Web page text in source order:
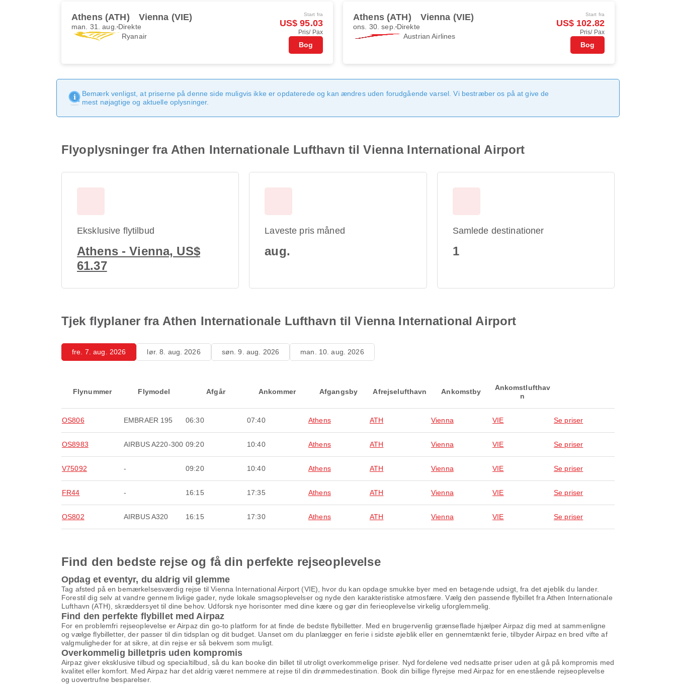
Athens (ATH) Vienna (VIE)
man. 31. aug. Direkte
Ryanair
Start fra
US$ 95.03
Pris/ Pax
Bog
Athens (ATH) Vienna (VIE)
ons. 30. sep. Direkte
Austrian Airlines
Start fra
US$ 102.82
Pris/ Pax
Bog
Bemærk venligst, at priserne på denne side muligvis ikke er opdaterede og kan ændres uden forudgående varsel. Vi bestræber os på at give de
mest nøjagtige og aktuelle oplysninger.
Flyoplysninger fra Athen Internationale Lufthavn til Vienna International Airport
Eksklusive flytilbud
Athens - Vienna, US$
61.37
Laveste pris måned
aug.
Samlede destinationer
1
Tjek flyplaner fra Athen Internationale Lufthavn til Vienna International Airport
fre. 7. aug. 2026 lør. 8. aug. 2026 søn. 9. aug. 2026 man. 10. aug. 2026
Flynummer Flymodel Afgår Ankommer Afgangsby Afrejselufthavn Ankomstby
Ankomstlufthav
n
OS806 EMBRAER 195 06:30 07:40 Athens ATH Vienna VIE Se priser
OS8983 AIRBUS A220-300 09:20 10:40 Athens ATH Vienna VIE Se priser
V75092 - 09:20 10:40 Athens ATH Vienna VIE Se priser
FR44 - 16:15 17:35 Athens ATH Vienna VIE Se priser
OS802 AIRBUS A320 16:15 17:30 Athens ATH Vienna VIE Se priser
Find den bedste rejse og få din perfekte rejseoplevelse
Opdag et eventyr, du aldrig vil glemme
Tag afsted på en bemærkelsesværdig rejse til Vienna International Airport (VIE), hvor du kan opdage smukke byer med en betagende udsigt, fra det øjeblik du lander.
Forestil dig selv at vandre gennem livlige gader, nyde lokale smagsoplevelser og nyde den karakteristiske atmosfære. Vælg den passende flybillet fra Athen Internationale
Lufthavn (ATH), skræddersyet til dine behov. Udforsk nye horisonter med dine kære og gør din ferieoplevelse virkelig uforglemmelig.
Find den perfekte flybillet med Airpaz
For en problemfri rejseoplevelse er Airpaz din go-to platform for at finde de bedste flybilletter. Med en brugervenlig grænseflade hjælper Airpaz dig med at sammenligne
og vælge flybilletter, der passer til din tidsplan og dit budget. Uanset om du planlægger en ferie i sidste øjeblik eller en gennemtænkt ferie, tilbyder Airpaz en bred vifte af
valgmuligheder for at sikre, at din rejse er så bekvem som muligt.
Overkommelig billetpris uden kompromis
Airpaz giver eksklusive tilbud og specialtilbud, så du kan booke din billet til utroligt overkommelige priser. Nyd fordelene ved nedsatte priser uden at gå på kompromis med
kvalitet eller komfort. Med Airpaz har det aldrig været nemmere at rejse til din drømmedestination. Book din billige flyrejse med Airpaz for en enestående rejseoplevelse
og uovertrufne besparelser.